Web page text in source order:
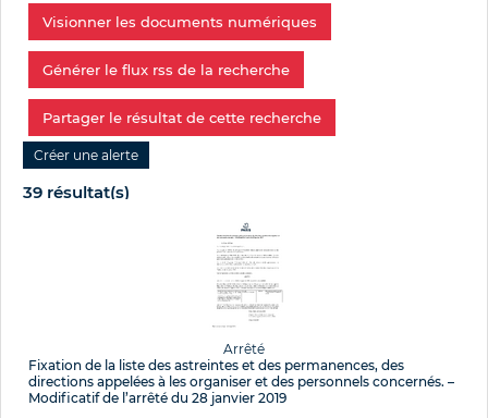
Visionner les documents numériques
Générer le flux rss de la recherche
Partager le résultat de cette recherche
39 résultat(s)
Arrêté
Fixation de la liste des astreintes et des permanences, des
directions appelées à les organiser et des personnels concernés. –
Modificatif de l’arrêté du 28 janvier 2019